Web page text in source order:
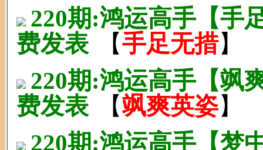
220期:鸿运高手【
费发表
【手足无措】
220期:鸿运高手【
费发表
【飒爽英姿】
220期:鸿运高手【